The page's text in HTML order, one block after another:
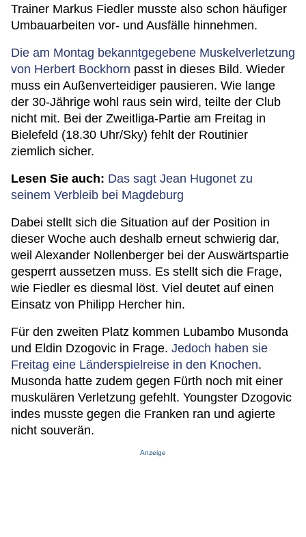
Trainer Markus Fiedler musste also schon häufiger
Umbauarbeiten vor- und Ausfälle hinnehmen.
Die am Montag bekanntgegebene Muskelverletzung
von Herbert Bockhorn passt in dieses Bild. Wieder
muss ein Außenverteidiger pausieren. Wie lange
der 30-Jährige wohl raus sein wird, teilte der Club
nicht mit. Bei der Zweitliga-Partie am Freitag in
Bielefeld (18.30 Uhr/Sky) fehlt der Routinier
ziemlich sicher.
Lesen Sie auch: Das sagt Jean Hugonet zu
seinem Verbleib bei Magdeburg
Dabei stellt sich die Situation auf der Position in
dieser Woche auch deshalb erneut schwierig dar,
weil Alexander Nollenberger bei der Auswärtspartie
gesperrt aussetzen muss. Es stellt sich die Frage,
wie Fiedler es diesmal löst. Viel deutet auf einen
Einsatz von Philipp Hercher hin.
Für den zweiten Platz kommen Lubambo Musonda
und Eldin Dzogovic in Frage. Jedoch haben sie
Freitag eine Länderspielreise in den Knochen.
Musonda hatte zudem gegen Fürth noch mit einer
muskulären Verletzung gefehlt. Youngster Dzogovic
indes musste gegen die Franken ran und agierte
nicht souverän.
Anzeige